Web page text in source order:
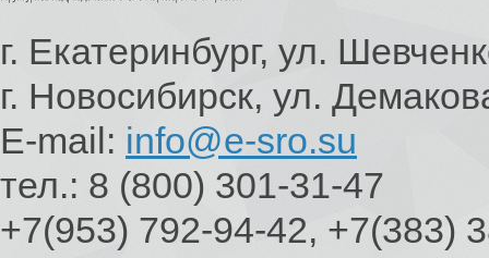
г. Екатеринбург, ул.
г. Новосибирск, ул.
E-mail: info@e-sro.su
тел.: 8 (800) 301-31-47
+7(953) 792-94-42, +7(383)